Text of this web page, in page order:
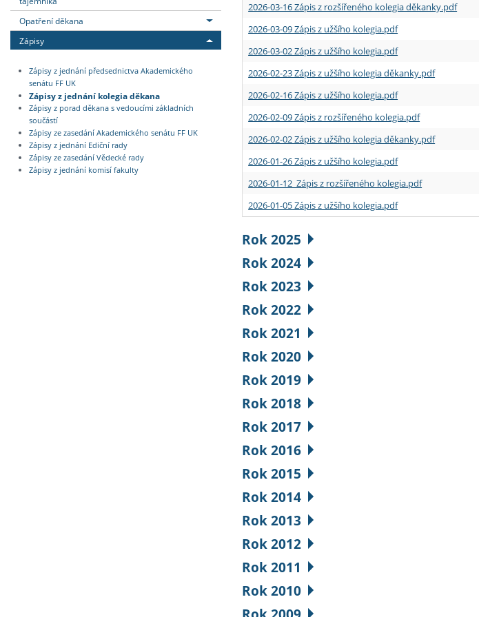
Opatření děkana
Zápisy
Zápisy z jednání předsednictva Akademického
senátu FF UK
Zápisy z jednání kolegia děkana
Zápisy z porad děkana s vedoucími základních
součástí
Zápisy ze zasedání Akademického senátu FF UK
Zápisy z jednání Ediční rady
Zápisy ze zasedání Vědecké rady
Zápisy z jednání komisí fakulty
2026-03-16 Zápis z rozšířeného kolegia děkanky.pdf
2026-03-09 Zápis z užšího kolegia.pdf
2026-03-02 Zápis z užšího kolegia.pdf
2026-02-23 Zápis z užšího kolegia děkanky.pdf
2026-02-16 Zápis z užšího kolegia.pdf
2026-02-09 Zápis z rozšířeného kolegia.pdf
2026-02-02 Zápis z užšího kolegia děkanky.pdf
2026-01-26 Zápis z užšího kolegia.pdf
2026-01-12 Zápis z rozšířeného kolegia.pdf
2026-01-05 Zápis z užšího kolegia.pdf
Rok 2025
Rok 2024
Rok 2023
Rok 2022
Rok 2021
Rok 2020
Rok 2019
Rok 2018
Rok 2017
Rok 2016
Rok 2015
Rok 2014
Rok 2013
Rok 2012
Rok 2011
Rok 2010